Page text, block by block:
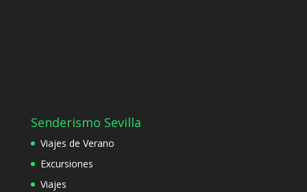
Senderismo Sevilla
Viajes de Verano
Excursiones
Viajes